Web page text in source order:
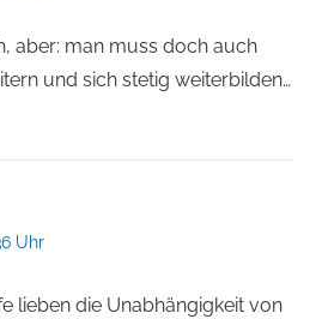
aber: man muss doch auch
und sich stetig weiterbilden…
Uhr
lieben die Unabhängigkeit von